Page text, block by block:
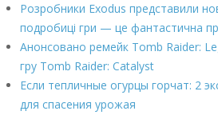
Розробники Exodus представили
подробиці гри — це фантастична
Анонсовано ремейк Tomb Raider:
гру Tomb Raider: Catalyst
Если тепличные огурцы горчат: 2
для спасения урожая